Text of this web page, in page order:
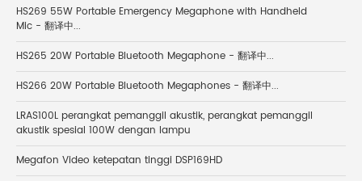
HS269 55W Portable Emergency Megaphone with Handheld
Mic - 翻译中...
HS265 20W Portable Bluetooth Megaphone - 翻译中...
HS266 20W Portable Bluetooth Megaphones - 翻译中...
LRAS100L perangkat pemanggil akustik, perangkat pemanggil
akustik spesial 100W dengan lampu
Megafon Video ketepatan tinggi DSP169HD